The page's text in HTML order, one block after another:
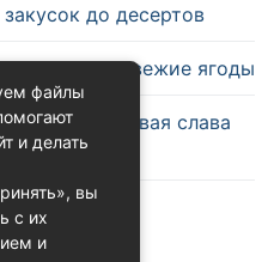
до десертов
выбрать свежие ягоды
Удобство и новая слава
файлы
и делать
вы
с их
и